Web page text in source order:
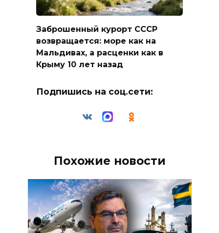
Заброшенный курорт СССР
возвращается: море как на
Мальдивах, а расценки как в
Крыму 10 лет назад
Подпишись на соц.сети:
Похожие новости